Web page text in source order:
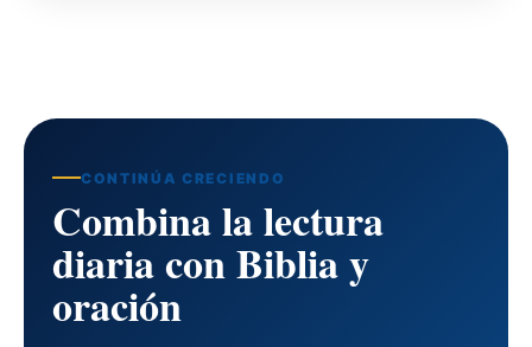
CONTINÚA CRECIENDO
Combina la lectura
diaria con Biblia y
oración